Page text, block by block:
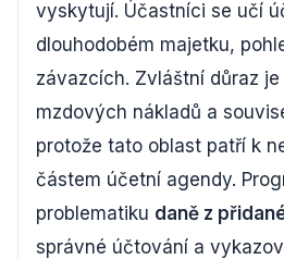
vyskytují. Účastníci se učí
dlouhodobém majetku,
závazcích. Zvláštní důraz
mzdových nákladů a
protože tato oblast patří k
částem účetní agendy.
problematiku daně z
správné účtování a